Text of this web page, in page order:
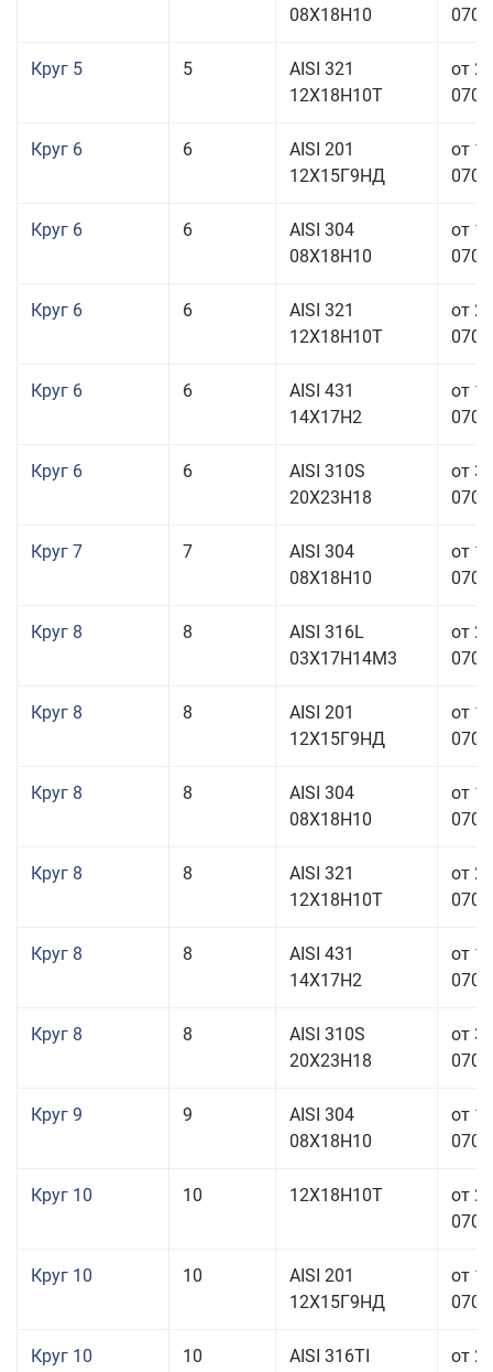
08Х18Н10
Круг 5 5
AISI 321
12Х18Н10Т
от
Круг 6 6
AISI 201
12Х15Г9НД
от
Круг 6 6
AISI 304
08Х18Н10
от
Круг 6 6
AISI 321
12Х18Н10Т
от
Круг 6 6
AISI 431
14Х17Н2
от
Круг 6 6
AISI 310S
20Х23Н18
от
Круг 7 7
AISI 304
08Х18Н10
от
Круг 8 8
AISI 316L
03Х17Н14М3
от
Круг 8 8
AISI 201
12Х15Г9НД
от
Круг 8 8
AISI 304
08Х18Н10
от
Круг 8 8
AISI 321
12Х18Н10Т
от
Круг 8 8
AISI 431
14Х17Н2
от
Круг 8 8
AISI 310S
20Х23Н18
от
Круг 9 9
AISI 304
08Х18Н10
от
Круг 10 10 12Х18Н10Т
от
Круг 10 10
AISI 201
12Х15Г9НД
от
Круг 10 10 AISI 316TI от